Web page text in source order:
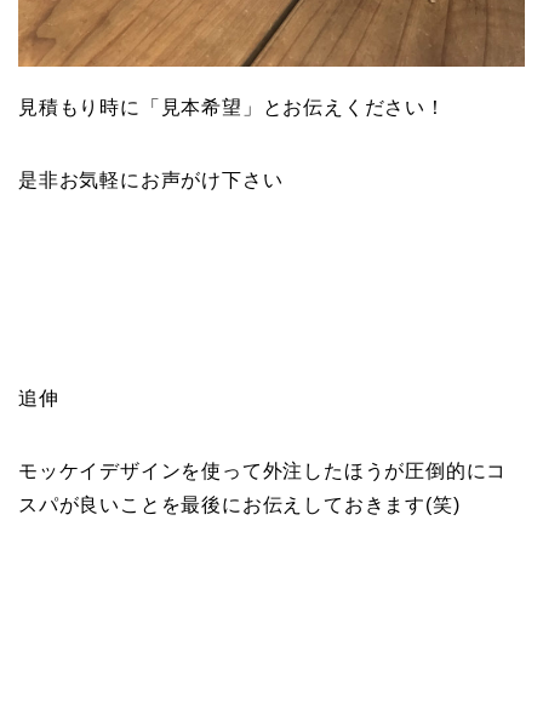
見積もり時に「見本希望」とお伝えください！
是非お気軽にお声がけ下さい
追伸
モッケイデザインを使って外注したほうが圧倒的にコ
スパが良いことを最後にお伝えしておきます(笑)